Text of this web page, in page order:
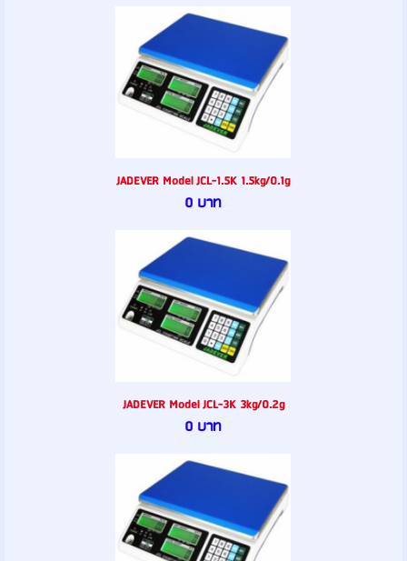
JADEVER Model JCL-1.5K 1.5kg/0.1g
0 บาท
JADEVER Model JCL-3K 3kg/0.2g
0 บาท